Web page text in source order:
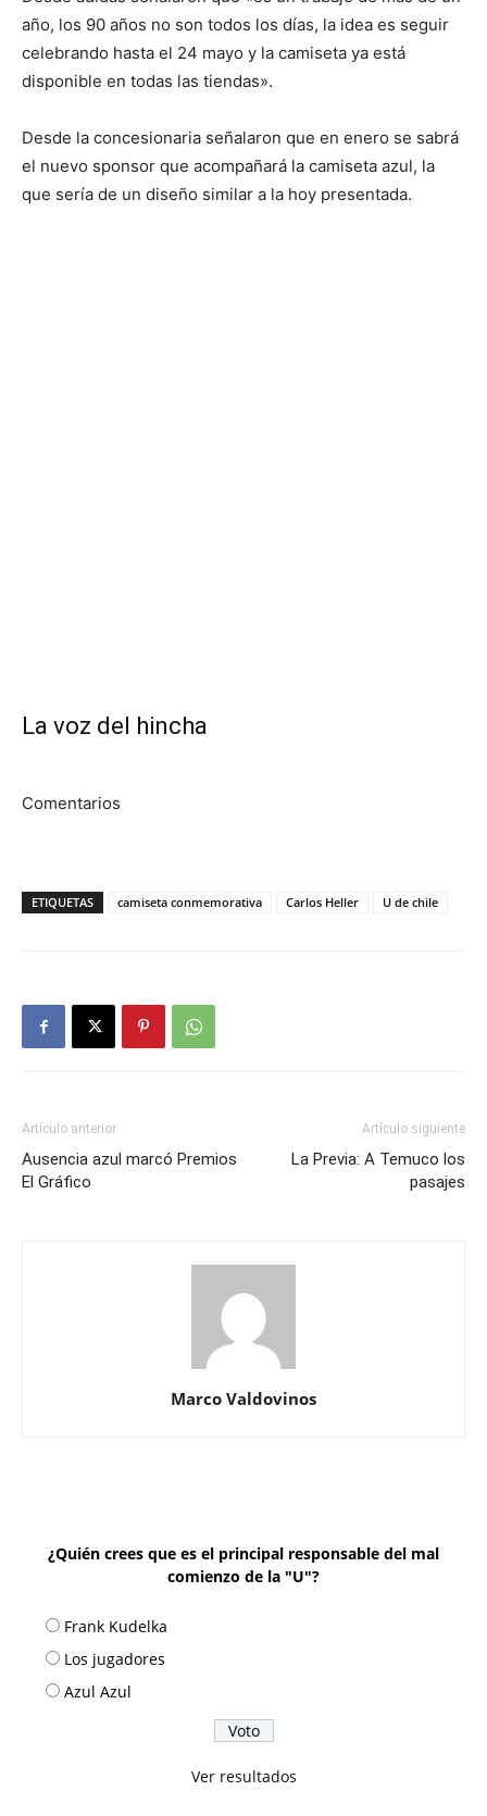
año, los 90 años no son todos los días, la idea es seguir
celebrando hasta el 24 mayo y la camiseta ya está
disponible en todas las tiendas».
Desde la concesionaria señalaron que en enero se sabrá
el nuevo sponsor que acompañará la camiseta azul, la
que sería de un diseño similar a la hoy presentada.
La voz del hincha
Comentarios
ETIQUETAS camiseta conmemorativa Carlos Heller U de chile
Artículo anterior
Ausencia azul marcó Premios
El Gráfico
Artículo siguiente
La Previa: A Temuco los
pasajes
Marco Valdovinos
¿Quién crees que es el principal responsable del mal
comienzo de la "U"?
Frank Kudelka
Los jugadores
Azul Azul
Ver resultados